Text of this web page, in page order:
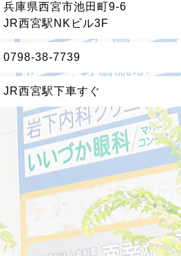
兵庫県西宮市池田町9-6
JR西宮駅NKビル3F
0798-38-7739
JR西宮駅下車すぐ